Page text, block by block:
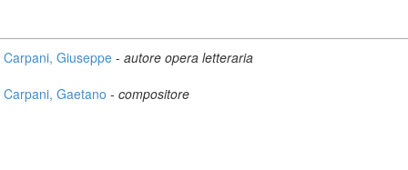
Carpani, Giuseppe - autore opera letteraria
Carpani, Gaetano - compositore